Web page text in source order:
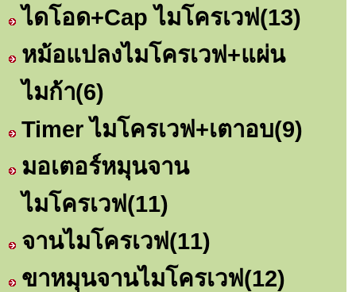
ไดโอด+Cap ไมโครเวฟ(13)
หม้อแปลงไมโครเวฟ+แผ่น
ไมก้า(6)
Timer ไมโครเวฟ+เตาอบ(9)
มอเตอร์หมุนจาน
ไมโครเวฟ(11)
จานไมโครเวฟ(11)
ขาหมุนจานไมโครเวฟ(12)